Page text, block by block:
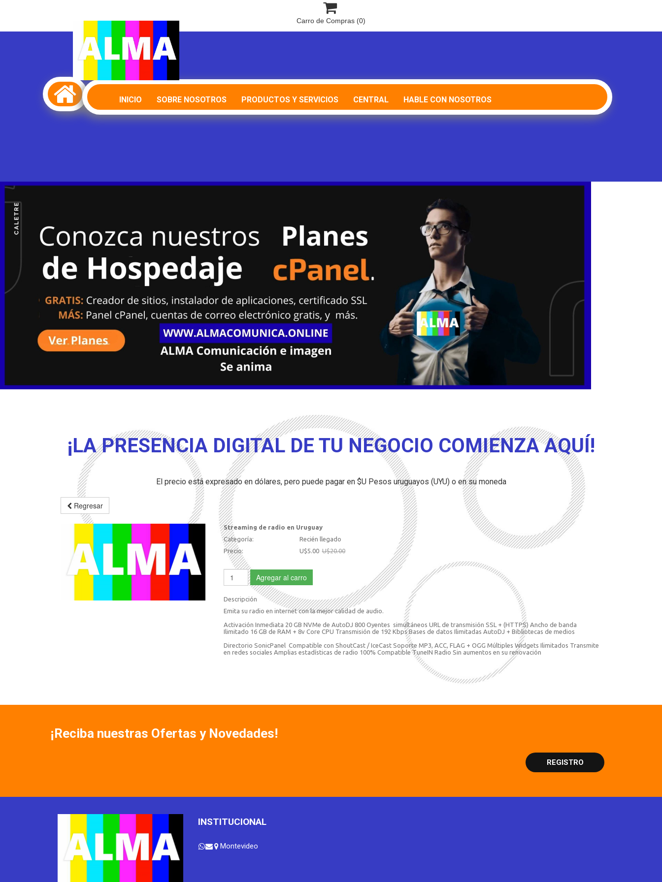

Carro de Compras (0)
 INICIO SOBRE NOSOTROS PRODUCTOS Y SERVICIOS CENTRAL HABLE CON NOSOTROS
¡LA PRESENCIA DIGITAL DE TU NEGOCIO COMIENZA AQUÍ!
El precio está expresado en dólares, pero puede pagar en $U Pesos uruguayos (UYU) o en su moneda
Regresar
Streaming de radio en Uruguay
Categoría:
Recién llegado
Precio:
U$5.00 U$20.00
Agregar al carro
Descripción
Emita su radio en internet con la mejor calidad de audio.
Activación Inmediata 20 GB NVMe de AutoDJ 800 Oyentes simultáneos URL de transmisión SSL + (HTTPS) Ancho de banda
Ilimitado 16 GB de RAM + 8v Core CPU Transmisión de 192 Kbps Bases de datos Ilimitadas AutoDJ + Bibliotecas de medios
Directorio SonicPanel Compatible con ShoutCast / IceCast Soporte MP3, ACC, FLAG + OGG Múltiples Widgets Ilimitados Transmite
en redes sociales Amplias estadísticas de radio 100% Compatible TuneIN Radio Sin aumentos en su renovación
¡Reciba nuestras Ofertas y Novedades!
REGISTRO
INSTITUCIONAL
  Montevideo